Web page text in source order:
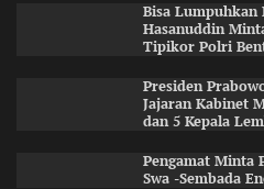
Bisa Lumpuhkan
Hasanuddin
Tipikor Polri
Presiden
Jajaran Kabinet
dan 5 Kepala
Pengamat Minta
Swa -Sembada